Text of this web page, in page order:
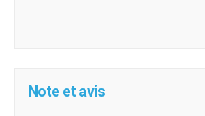
Note et avis